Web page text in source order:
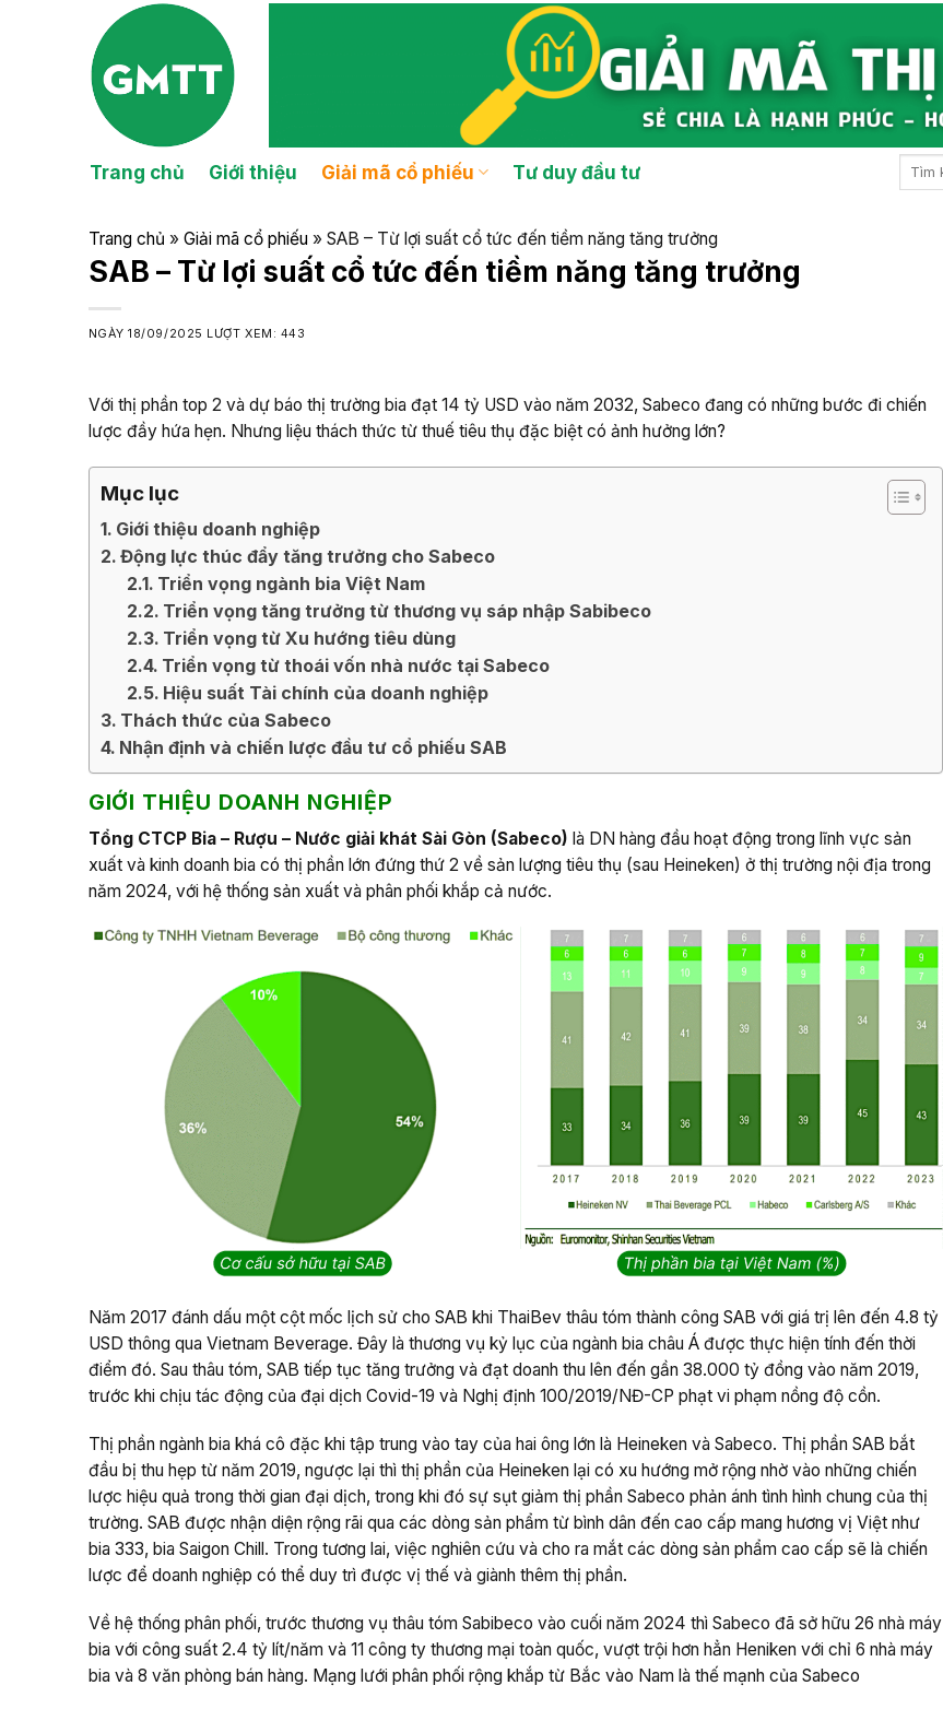
Trang chủ Giới thiệu Giải mã cổ phiếu Tư duy đầu tư
Trang chủ » Giải mã cổ phiếu» SAB – Từ lợi suất cổ tức đến tiềm năng tăng trưởng
SAB – Từ lợi suất cổ tức đến tiềm năng tăng trưởng
NGÀY18/09/2025 LƯỢT XEM: 443
Với thị phần top 2 và dự báo thị trường bia đạt 14 tỷ USD vào năm 2032, Sabeco đang có những bước đi chiến
lược đầy hứa hẹn. Nhưng liệu thách thức từ thuế tiêu thụ đặc biệt có ảnh hưởng lớn?
Mục lục
Giới thiệu doanh nghiệp
Động lực thúc đẩy tăng trưởng cho Sabeco
Triển vọng ngành bia Việt Nam
Triển vọng tăng trưởng từ thương vụ sáp nhập Sabibeco
Triển vọng từ Xu hướng tiêu dùng
Triển vọng từ thoái vốn nhà nước tại Sabeco
Hiệu suất Tài chính của doanh nghiệp
Thách thức của Sabeco
Nhận định và chiến lược đầu tư cổ phiếu SAB
GIỚI THIỆU DOANH NGHIỆP
Tổng CTCP Bia – Rượu – Nước giải khát Sài Gòn (Sabeco) là DN hàng đầu hoạt động trong lĩnh vực sản
xuất và kinh doanh bia có thị phần lớn đứng thứ 2 về sản lượng tiêu thụ (sau Heineken) ở thị trường nội địa trong
năm 2024, với hệ thống sản xuất và phân phối khắp cả nước.
Năm 2017 đánh dấu một cột mốc lịch sử cho SAB khi ThaiBev thâu tóm thành công SAB với giá trị lên đến 4.8 tỷ
USD thông qua Vietnam Beverage. Đây là thương vụ kỷ lục của ngành bia châu Á được thực hiện tính đến thời
điểm đó. Sau thâu tóm, SAB tiếp tục tăng trưởng và đạt doanh thu lên đến gần 38.000 tỷ đồng vào năm 2019,
trước khi chịu tác động của đại dịch Covid-19 và Nghị định 100/2019/NĐ-CP phạt vi phạm nồng độ cồn.
Thị phần ngành bia khá cô đặc khi tập trung vào tay của hai ông lớn là Heineken và Sabeco. Thị phần SAB bắt
đầu bị thu hẹp từ năm 2019, ngược lại thì thị phần của Heineken lại có xu hướng mở rộng nhờ vào những chiến
lược hiệu quả trong thời gian đại dịch, trong khi đó sự sụt giảm thị phần Sabeco phản ánh tình hình chung của thị
trường. SAB được nhận diện rộng rãi qua các dòng sản phẩm từ bình dân đến cao cấp mang hương vị Việt như
bia 333, bia Saigon Chill. Trong tương lai, việc nghiên cứu và cho ra mắt các dòng sản phẩm cao cấp sẽ là chiến
lược để doanh nghiệp có thể duy trì được vị thế và giành thêm thị phần.
Về hệ thống phân phối, trước thương vụ thâu tóm Sabibeco vào cuối năm 2024 thì Sabeco đã sở hữu 26 nhà máy
bia với công suất 2.4 tỷ lít/năm và 11 công ty thương mại toàn quốc, vượt trội hơn hẳn Heniken với chỉ 6 nhà máy
bia và 8 văn phòng bán hàng. Mạng lưới phân phối rộng khắp từ Bắc vào Nam là thế mạnh của Sabeco